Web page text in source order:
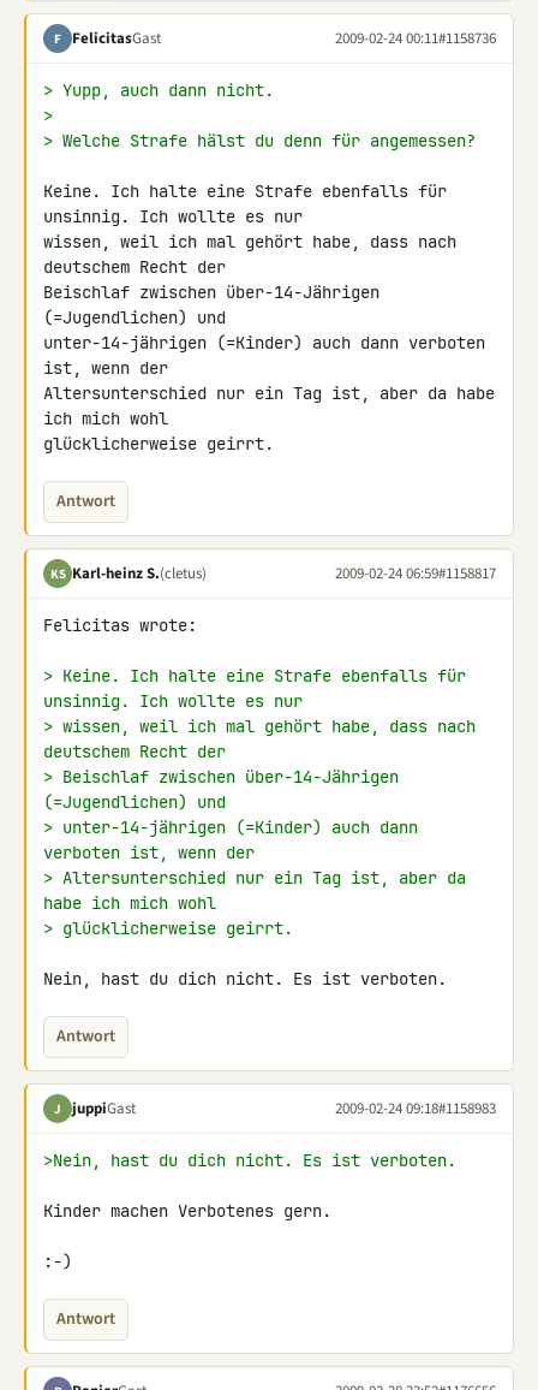
F FelicitasGast 2009-02-24 00:11#1158736
> Yupp, auch dann nicht.
>
> Welche Strafe hälst du denn für angemessen?
Keine. Ich halte eine Strafe ebenfalls für
unsinnig. Ich wollte es nur
wissen, weil ich mal gehört habe, dass nach
deutschem Recht der
Beischlaf zwischen über-14-Jährigen
(=Jugendlichen) und
unter-14-jährigen (=Kinder) auch dann verboten
ist, wenn der
Altersunterschied nur ein Tag ist, aber da habe
ich mich wohl
glücklicherweise geirrt.
Antwort
KS Karl-heinz S.(cletus) 2009-02-24 06:59#1158817
Felicitas wrote:
> Keine. Ich halte eine Strafe ebenfalls für
unsinnig. Ich wollte es nur
> wissen, weil ich mal gehört habe, dass nach
deutschem Recht der
> Beischlaf zwischen über-14-Jährigen
(=Jugendlichen) und
> unter-14-jährigen (=Kinder) auch dann
verboten ist, wenn der
> Altersunterschied nur ein Tag ist, aber da
habe ich mich wohl
> glücklicherweise geirrt.
Nein, hast du dich nicht. Es ist verboten.
Antwort
J juppiGast 2009-02-24 09:18#1158983
>Nein, hast du dich nicht. Es ist verboten.
Kinder machen Verbotenes gern.
:-)
Antwort